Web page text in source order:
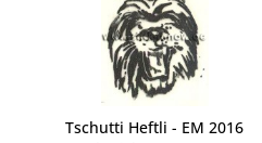
Tschutti Heftli - EM 2016